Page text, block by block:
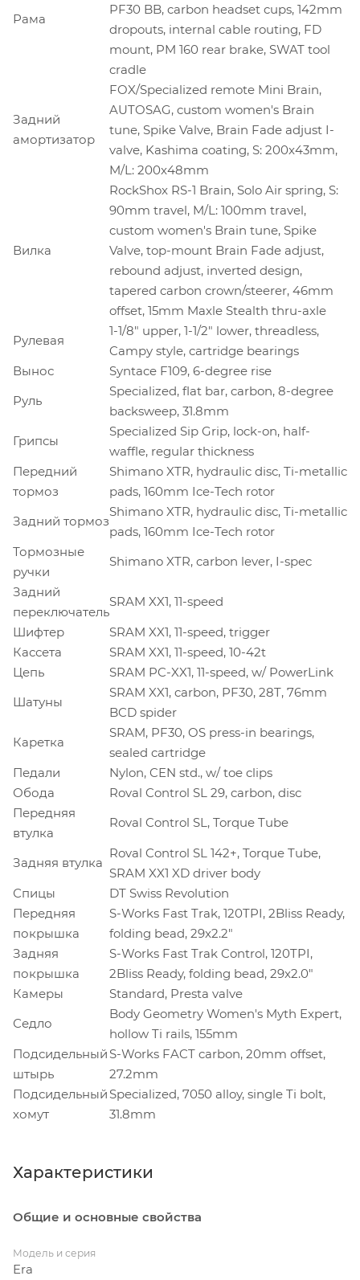
Рама
PF30 BB, carbon headset cups, 142mm
dropouts, internal cable routing, FD
mount, PM 160 rear brake, SWAT tool
cradle
Задний
амортизатор
FOX/Specialized remote Mini Brain,
AUTOSAG, custom women's Brain
tune, Spike Valve, Brain Fade adjust I-
valve, Kashima coating, S: 200x43mm,
M/L: 200x48mm
Вилка
RockShox RS-1 Brain, Solo Air spring, S:
90mm travel, M/L: 100mm travel,
custom women's Brain tune, Spike
Valve, top-mount Brain Fade adjust,
rebound adjust, inverted design,
tapered carbon crown/steerer, 46mm
offset, 15mm Maxle Stealth thru-axle
Рулевая
1-1/8" upper, 1-1/2" lower, threadless,
Campy style, cartridge bearings
Вынос
Syntace F109, 6-degree rise
Руль
Specialized, flat bar, carbon, 8-degree
backsweep, 31.8mm
Грипсы
Specialized Sip Grip, lock-on, half-
waffle, regular thickness
Передний
тормоз
Shimano XTR, hydraulic disc, Ti-metallic
pads, 160mm Ice-Tech rotor
Задний тормоз
Shimano XTR, hydraulic disc, Ti-metallic
pads, 160mm Ice-Tech rotor
Тормозные
ручки
Shimano XTR, carbon lever, I-spec
Задний
переключатель
SRAM XX1, 11-speed
Шифтер
SRAM XX1, 11-speed, trigger
Кассета
SRAM XX1, 11-speed, 10-42t
Цепь
SRAM PC-XX1, 11-speed, w/ PowerLink
Шатуны
SRAM XX1, carbon, PF30, 28T, 76mm
BCD spider
Каретка
SRAM, PF30, OS press-in bearings,
sealed cartridge
Педали
Nylon, CEN std., w/ toe clips
Обода
Roval Control SL 29, carbon, disc
Передняя
втулка
Roval Control SL, Torque Tube
Задняя втулка
Roval Control SL 142+, Torque Tube,
SRAM XX1 XD driver body
Спицы
DT Swiss Revolution
Передняя
покрышка
S-Works Fast Trak, 120TPI, 2Bliss Ready,
folding bead, 29x2.2"
Задняя
покрышка
S-Works Fast Trak Control, 120TPI,
2Bliss Ready, folding bead, 29x2.0"
Камеры
Standard, Presta valve
Седло
Body Geometry Women's Myth Expert,
hollow Ti rails, 155mm
Подсидельный
штырь
S-Works FACT carbon, 20mm offset,
27.2mm
Подсидельный
хомут
Specialized, 7050 alloy, single Ti bolt,
31.8mm
Характеристики
Общие и основные свойства
Модель и серия
Era